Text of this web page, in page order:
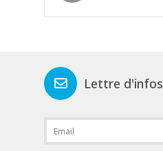
Lettre d'infos